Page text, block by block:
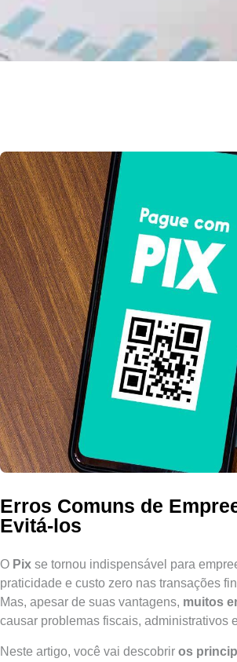
Erros Comuns de
Evitá-los
O Pix se tornou indispensável para
praticidade e custo zero nas transações
Mas, apesar de suas vantagens, muitos
causar problemas fiscais, administrativos
Neste artigo, você vai descobrir os